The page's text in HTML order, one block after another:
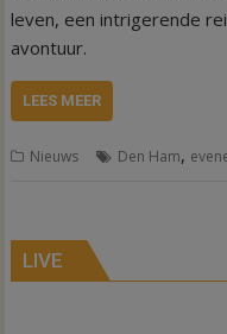
leven, een intrigerende
avontuur.
LEES MEER
Nieuws Den Ham,
LIVE